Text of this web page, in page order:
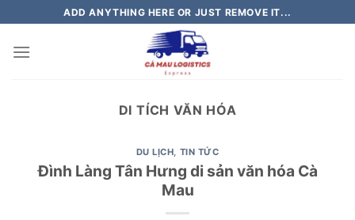
to
content
ADD ANYTHING HERE OR JUST REMOVE IT...
DI TÍCH VĂN HÓA
DU LỊCH, TIN TỨC
Đình Làng Tân Hưng di sản văn hóa Cà
Mau